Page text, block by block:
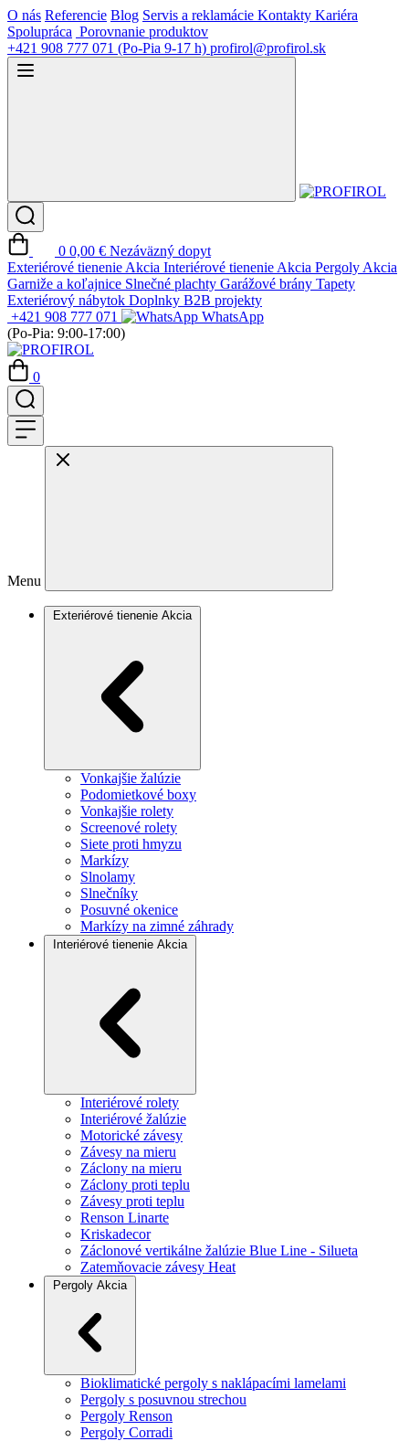
O nás Referencie Blog Servis a reklamácie Kontakty Kariéra
Spolupráca Porovnanie produktov
+421 908 777 071 (Po-Pia 9-17 h) profirol@profirol.sk
0 0,00 € Nezáväzný dopyt
Exteriérové tienenie Akcia Interiérové tienenie Akcia Pergoly Akcia
Garniže a koľajnice Slnečné plachty Garážové brány Tapety
Exteriérový nábytok Doplnky B2B projekty
+421 908 777 071
WhatsApp
(Po-Pia: 9:00-17:00)
0
Menu
Exteriérové tienenie Akcia
Vonkajšie žalúzie
Podomietkové boxy
Vonkajšie rolety
Screenové rolety
Siete proti hmyzu
Markízy
Slnolamy
Slnečníky
Posuvné okenice
Markízy na zimné záhrady
Interiérové tienenie Akcia
Interiérové rolety
Interiérové žalúzie
Motorické závesy
Závesy na mieru
Záclony na mieru
Záclony proti teplu
Závesy proti teplu
Renson Linarte
Kriskadecor
Záclonové vertikálne žalúzie Blue Line - Silueta
Zatemňovacie závesy Heat
Pergoly Akcia
Bioklimatické pergoly s naklápacími lamelami
Pergoly s posuvnou strechou
Pergoly Renson
Pergoly Corradi